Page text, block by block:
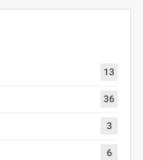
13
36
3
6